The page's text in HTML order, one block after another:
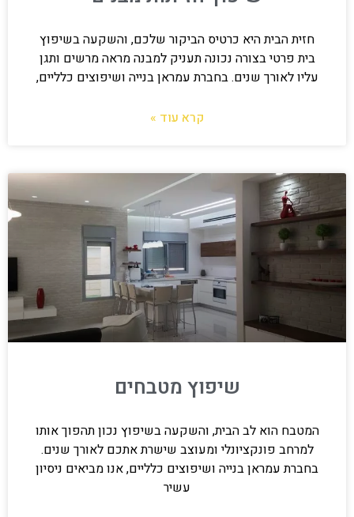
חזית הבית היא כרטיס הביקור שלכם, והשקעה בשיפוץ
בית פרטי בצורה נכונה תעניק למבנה מראה מרשים ותגן
עליו לאורך שנים. בחברת עמראן בנייה ושיפוצים כלליים,
קרא עוד »
שיפוץ מטבחים
המטבח הוא לב הבית, והשקעה בשיפוץ נכון תהפוך אותו
למרחב פונקציונלי ומעוצב שישרת אתכם לאורך שנים.
בחברת עמראן בנייה ושיפוצים כלליים, אנו מביאים ניסיון
עשיר